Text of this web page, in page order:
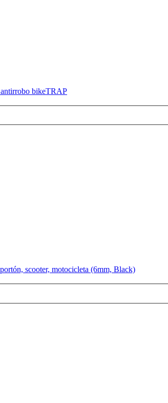
antirrobo bikeTRAP
scooter, motocicleta (6mm, Black)